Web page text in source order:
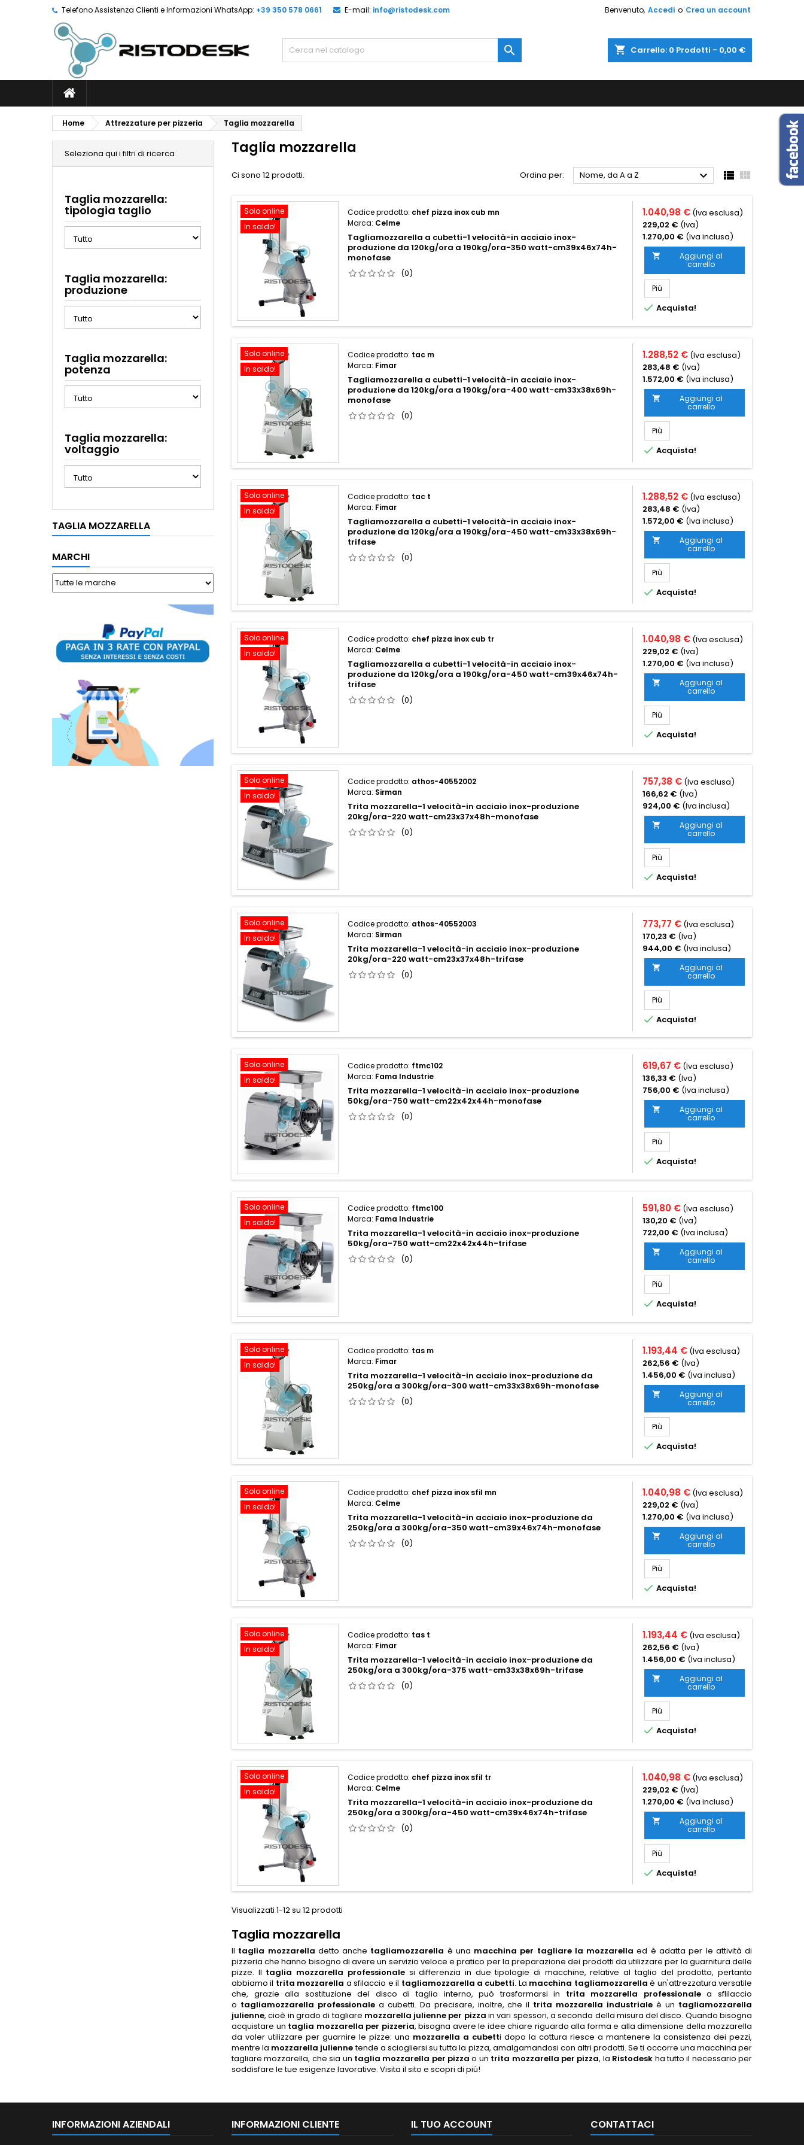
Telefono Assistenza Clienti e Informazioni WhatsApp: +39 350 578 0661 E-mail: info@ristodesk.com Benvenuto, Accedi o Crea un account
shopping_cart Carrello: 0 Prodotti - 0,00 €

Home Attrezzature per pizzeria Taglia mozzarella
Seleziona qui i filtri di ricerca
Taglia mozzarella:
tipologia taglio
Taglia mozzarella:
produzione
Taglia mozzarella:
potenza
Taglia mozzarella:
voltaggio
TAGLIA MOZZARELLA
MARCHI
Taglia mozzarella
Ci sono 12 prodotti. Ordina per: Nome, da A a Z   
Solo online
In saldo!
Codice prodotto: chef pizza inox cub mn
Marca: Celme
Tagliamozzarella a cubetti-1 velocità-in acciaio inox-
produzione da 120kg/ora a 190kg/ora-350 watt-cm39x46x74h-
monofase
(0)
1.040,98 € (Iva esclusa)
229,02 € (Iva)
1.270,00 € (Iva inclusa)

Aggiungi al
carrello
Più
 Acquista!
Solo online
In saldo!
Codice prodotto: tac m
Marca: Fimar
Tagliamozzarella a cubetti-1 velocità-in acciaio inox-
produzione da 120kg/ora a 190kg/ora-400 watt-cm33x38x69h-
monofase
(0)
1.288,52 € (Iva esclusa)
283,48 € (Iva)
1.572,00 € (Iva inclusa)

Aggiungi al
carrello
Più
 Acquista!
Solo online
In saldo!
Codice prodotto: tac t
Marca: Fimar
Tagliamozzarella a cubetti-1 velocità-in acciaio inox-
produzione da 120kg/ora a 190kg/ora-450 watt-cm33x38x69h-
trifase
(0)
1.288,52 € (Iva esclusa)
283,48 € (Iva)
1.572,00 € (Iva inclusa)

Aggiungi al
carrello
Più
 Acquista!
Solo online
In saldo!
Codice prodotto: chef pizza inox cub tr
Marca: Celme
Tagliamozzarella a cubetti-1 velocità-in acciaio inox-
produzione da 120kg/ora a 190kg/ora-450 watt-cm39x46x74h-
trifase
(0)
1.040,98 € (Iva esclusa)
229,02 € (Iva)
1.270,00 € (Iva inclusa)

Aggiungi al
carrello
Più
 Acquista!
Solo online
In saldo!
Codice prodotto: athos-40552002
Marca: Sirman
Trita mozzarella-1 velocità-in acciaio inox-produzione
20kg/ora-220 watt-cm23x37x48h-monofase
(0)
757,38 € (Iva esclusa)
166,62 € (Iva)
924,00 € (Iva inclusa)

Aggiungi al
carrello
Più
 Acquista!
Solo online
In saldo!
Codice prodotto: athos-40552003
Marca: Sirman
Trita mozzarella-1 velocità-in acciaio inox-produzione
20kg/ora-220 watt-cm23x37x48h-trifase
(0)
773,77 € (Iva esclusa)
170,23 € (Iva)
944,00 € (Iva inclusa)

Aggiungi al
carrello
Più
 Acquista!
Solo online
In saldo!
Codice prodotto: ftmc102
Marca: Fama Industrie
Trita mozzarella-1 velocità-in acciaio inox-produzione
50kg/ora-750 watt-cm22x42x44h-monofase
(0)
619,67 € (Iva esclusa)
136,33 € (Iva)
756,00 € (Iva inclusa)

Aggiungi al
carrello
Più
 Acquista!
Solo online
In saldo!
Codice prodotto: ftmc100
Marca: Fama Industrie
Trita mozzarella-1 velocità-in acciaio inox-produzione
50kg/ora-750 watt-cm22x42x44h-trifase
(0)
591,80 € (Iva esclusa)
130,20 € (Iva)
722,00 € (Iva inclusa)

Aggiungi al
carrello
Più
 Acquista!
Solo online
In saldo!
Codice prodotto: tas m
Marca: Fimar
Trita mozzarella-1 velocità-in acciaio inox-produzione da
250kg/ora a 300kg/ora-300 watt-cm33x38x69h-monofase
(0)
1.193,44 € (Iva esclusa)
262,56 € (Iva)
1.456,00 € (Iva inclusa)

Aggiungi al
carrello
Più
 Acquista!
Solo online
In saldo!
Codice prodotto: chef pizza inox sfil mn
Marca: Celme
Trita mozzarella-1 velocità-in acciaio inox-produzione da
250kg/ora a 300kg/ora-350 watt-cm39x46x74h-monofase
(0)
1.040,98 € (Iva esclusa)
229,02 € (Iva)
1.270,00 € (Iva inclusa)

Aggiungi al
carrello
Più
 Acquista!
Solo online
In saldo!
Codice prodotto: tas t
Marca: Fimar
Trita mozzarella-1 velocità-in acciaio inox-produzione da
250kg/ora a 300kg/ora-375 watt-cm33x38x69h-trifase
(0)
1.193,44 € (Iva esclusa)
262,56 € (Iva)
1.456,00 € (Iva inclusa)

Aggiungi al
carrello
Più
 Acquista!
Solo online
In saldo!
Codice prodotto: chef pizza inox sfil tr
Marca: Celme
Trita mozzarella-1 velocità-in acciaio inox-produzione da
250kg/ora a 300kg/ora-450 watt-cm39x46x74h-trifase
(0)
1.040,98 € (Iva esclusa)
229,02 € (Iva)
1.270,00 € (Iva inclusa)

Aggiungi al
carrello
Più
 Acquista!
Visualizzati 1-12 su 12 prodotti
Taglia mozzarella
Il taglia mozzarella detto anche tagliamozzarella è una macchina per tagliare la mozzarella ed è adatta per le attività di
pizzeria che hanno bisogno di avere un servizio veloce e pratico per la preparazione dei prodotti da utilizzare per la guarnitura delle
pizze. Il taglia mozzarella professionalesi differenzia in due tipologie di macchine, relative al taglio del prodotto, pertanto
abbiamo il trita mozzarella a sfilaccio e il tagliamozzarella a cubetti. La macchina tagliamozzarella è un'attrezzatura versatile
che, grazie alla sostituzione del disco di taglio interno, può trasformarsi in trita mozzarella professionalea sflilaccio
o tagliamozzarella professionalea cubetti. Da precisare, inoltre, che il trita mozzarella industriale è un tagliamozzarella
julienne, cioè in grado di tagliare mozzarella julienne per pizza in vari spessori, a seconda della misura del disco. Quando bisogna
acquistare un taglia mozzarella per pizzeria, bisogna avere le idee chiare riguardo alla forma e alla dimensione della mozzarella
da voler utilizzare per guarnire le pizze: una mozzarella a cubetti dopo la cottura riesce a mantenere la consistenza dei pezzi,
mentre la mozzarella juliennetende a sciogliersi su tutta la pizza, amalgamandosi con altri prodotti. Se ti occorre una macchina per
tagliare mozzarella, che sia un taglia mozzarella per pizza o un trita mozzarella per pizza, la Ristodesk ha tutto il necessario per
soddisfare le tue esigenze lavorative. Visita il sito e scopri di più!
INFORMAZIONI AZIENDALI INFORMAZIONI CLIENTE IL TUO ACCOUNT CONTATTACI